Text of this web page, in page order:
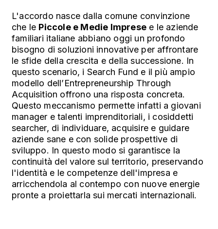
L'accordo nasce dalla comune convinzione
che le Piccole e Medie Imprese e le aziende
familiari italiane abbiano oggi un profondo
bisogno di soluzioni innovative per affrontare
le sfide della crescita e della successione. In
questo scenario, i Search Fund e il più ampio
modello dell’Entrepreneurship Through
Acquisition offrono una risposta concreta.
Questo meccanismo permette infatti a giovani
manager e talenti imprenditoriali, i cosiddetti
searcher, di individuare, acquisire e guidare
aziende sane e con solide prospettive di
sviluppo. In questo modo si garantisce la
continuità del valore sul territorio, preservando
l'identità e le competenze dell'impresa e
arricchendola al contempo con nuove energie
pronte a proiettarla sui mercati internazionali.